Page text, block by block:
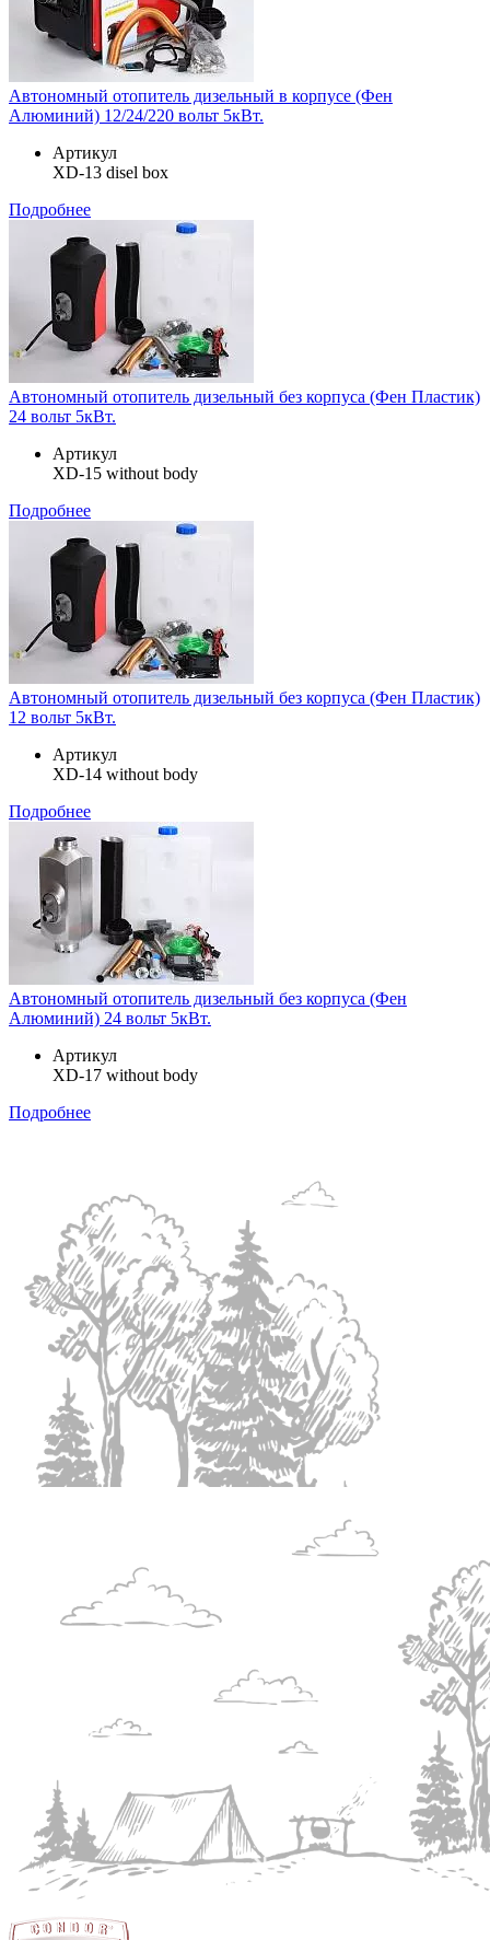
Автономный отопитель дизельный в корпусе (Фен
Алюминий) 12/24/220 вольт 5кВт.
Артикул
XD-13 disel box
Подробнее
Автономный отопитель дизельный без корпуса (Фен Пластик)
24 вольт 5кВт.
Артикул
XD-15 without body
Подробнее
Автономный отопитель дизельный без корпуса (Фен Пластик)
12 вольт 5кВт.
Артикул
XD-14 without body
Подробнее
Автономный отопитель дизельный без корпуса (Фен
Алюминий) 24 вольт 5кВт.
Артикул
XD-17 without body
Подробнее